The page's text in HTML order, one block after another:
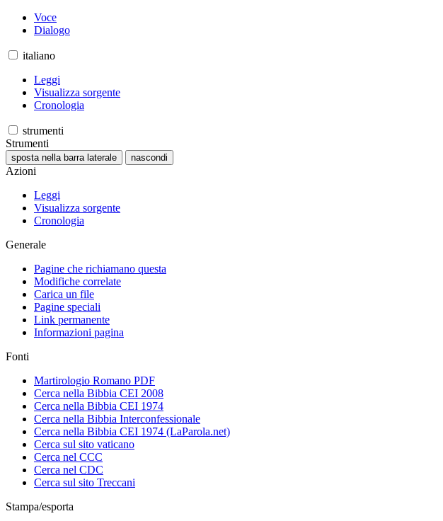
Voce
Dialogo
italiano
Leggi
Visualizza sorgente
Cronologia
strumenti
Strumenti
sposta nella barra laterale nascondi
Azioni
Leggi
Visualizza sorgente
Cronologia
Generale
Pagine che richiamano questa
Modifiche correlate
Carica un file
Pagine speciali
Link permanente
Informazioni pagina
Fonti
Martirologio Romano PDF
Cerca nella Bibbia CEI 2008
Cerca nella Bibbia CEI 1974
Cerca nella Bibbia Interconfessionale
Cerca nella Bibbia CEI 1974 (LaParola.net)
Cerca sul sito vaticano
Cerca nel CCC
Cerca nel CDC
Cerca sul sito Treccani
Stampa/esporta